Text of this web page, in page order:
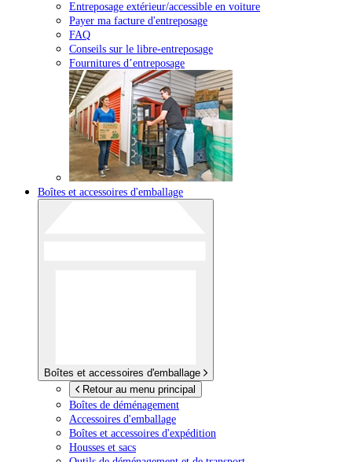
Entreposage extérieur/accessible en voiture
Payer ma facture d'entreposage
FAQ
Conseils sur le libre-entreposage
Fournitures d’entreposage
Boîtes et accessoires d'emballage
Boîtes et accessoires d'emballage
Retour au menu principal
Boîtes de déménagement
Accessoires d'emballage
Boîtes et accessoires d'expédition
Housses et sacs